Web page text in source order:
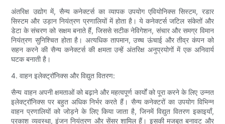
अंतरिक्ष उद्योग में, सैन्य कनेक्टर्स का व्यापक उपयोग एवियोनिक्स सिस्टम, रडार
सिस्टम और उड़ान नियंत्रण प्रणालियों में होता है। ये कनेक्टर्स जटिल संकेतों और
डेटा के संचरण को सक्षम बनाते हैं, जिससे सटीक नेविगेशन, संचार और समग्र विमान
नियंत्रण सुनिश्चित होता है। अत्यधिक तापमान, उच्च ऊंचाई और तीव्र कंपन को
सहन करने की सैन्य कनेक्टर्स की क्षमता उन्हें अंतरिक्ष अनुप्रयोगों में एक अनिवार्य
घटक बनाती है।
4. वाहन इलेक्ट्रॉनिक्स और विद्युत वितरण:
सैन्य वाहन अपनी क्षमताओं को बढ़ाने और महत्वपूर्ण कार्यों को पूरा करने के लिए उन्नत
इलेक्ट्रॉनिक्स पर बहुत अधिक निर्भर करते हैं। सैन्य कनेक्टरों का उपयोग विभिन्न
वाहन प्रणालियों को जोड़ने के लिए किया जाता है, जिनमें विद्युत वितरण इकाइयाँ,
प्रकाश व्यवस्था, इंजन नियंत्रण और सेंसर शामिल हैं। इसकी मजबूत बनावट और